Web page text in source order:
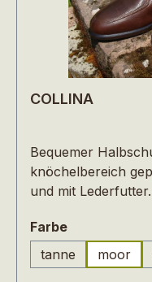
COLLINA
Bequemer
knöchelbereich
und mit
natürliches Gehen.
schmale Füße
Farbeauswählen
tanne
moor